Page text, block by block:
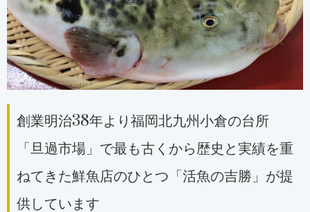
創業明治38年より福岡北九州小倉の台所
「旦過市場」で最も古くから歴史と実績を重
ねてきた鮮魚店のひとつ「活魚の吉勝」が提
供しています